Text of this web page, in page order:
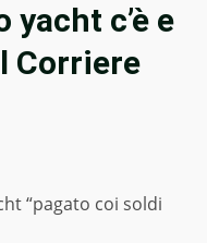
yacht c’è e
Corriere
“pagato coi soldi